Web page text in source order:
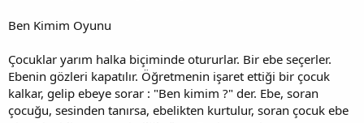
Ben Kimim Oyunu
Çocuklar yarım halka biçiminde otururlar. Bir ebe seçerler.
Ebenin gözleri kapatılır. Öğretmenin işaret ettiği bir çocuk
kalkar, gelip ebeye sorar : "Ben kimim ?" der. Ebe, soran
çocuğu, sesinden tanırsa, ebelikten kurtulur, soran çocuk ebe